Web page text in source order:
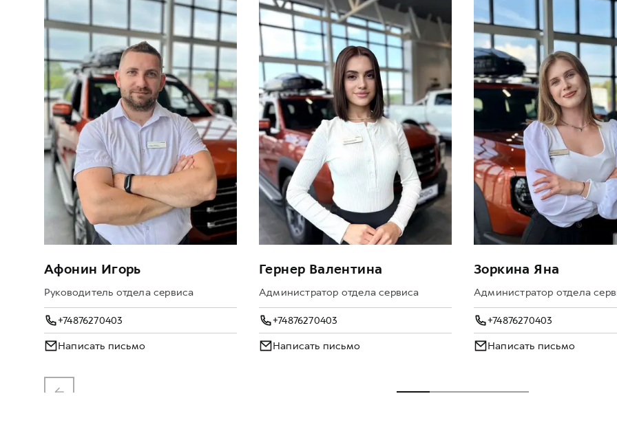
Афонин Игорь
Руководитель отдела сервиса
+74876270403
Написать письмо
Гернер Валентина
Администратор отдела сервиса
+74876270403
Написать письмо
Зоркина Яна
Администратор отдела
+74876270403
Написать письмо